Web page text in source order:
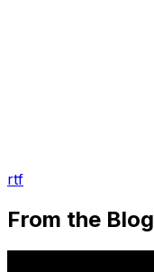
rtf
From the Blog